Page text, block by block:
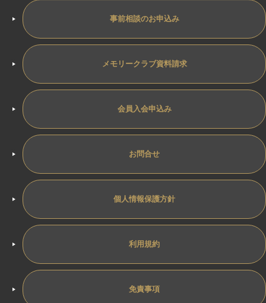
事前相談のお申込み
メモリークラブ資料請求
会員入会申込み
お問合せ
個人情報保護方針
利用規約
免責事項